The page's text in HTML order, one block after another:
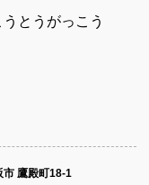
とうがっこう
市 鷹殿町18-1